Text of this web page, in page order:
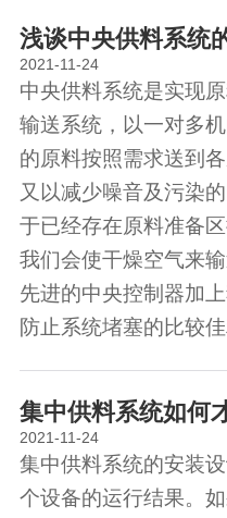
浅谈中央供料系统
2021-11-24
中央供料系统是实现
输送系统，以一对多
的原料按照需求送到
又以减少噪音及污染
于已经存在原料准备
我们会使干燥空气来
先进的中央控制器加
防止系统堵塞的比较佳
集中供料系统如何
2021-11-24
集中供料系统的安装
个设备的运行结果。